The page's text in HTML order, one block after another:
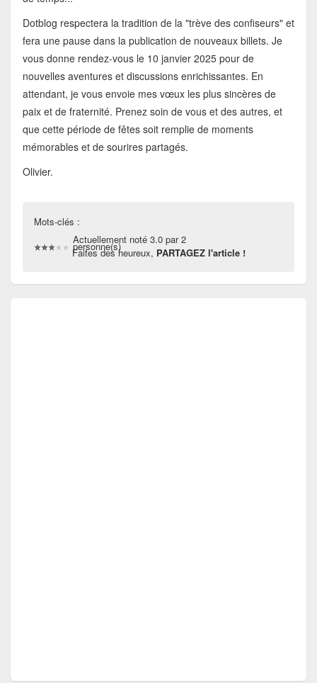
Dotblog respectera la tradition de la "trève des confiseurs" et
fera une pause dans la publication de nouveaux billets. Je
vous donne rendez-vous le 10 janvier 2025 pour de
nouvelles aventures et discussions enrichissantes. En
attendant, je vous envoie mes vœux les plus sincères de
paix et de fraternité. Prenez soin de vous et des autres, et
que cette période de fêtes soit remplie de moments
mémorables et de sourires partagés.
Olivier.
Mots-clés :
Actuellement noté 3.0 par 2
personne(s)
Faites des heureux, PARTAGEZ l'article !